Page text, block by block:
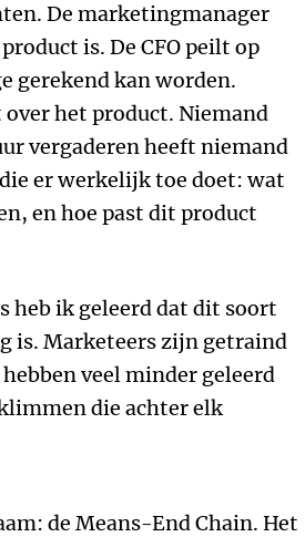
De marketingmanager
is. De CFO peilt op
gerekend kan worden.
het product. Niemand
vergaderen heeft niemand
er werkelijk toe doet: wat
en hoe past dit product
heb ik geleerd dat dit soort
is. Marketeers zijn getraind
veel minder geleerd
die achter elk
de Means-End Chain. Het